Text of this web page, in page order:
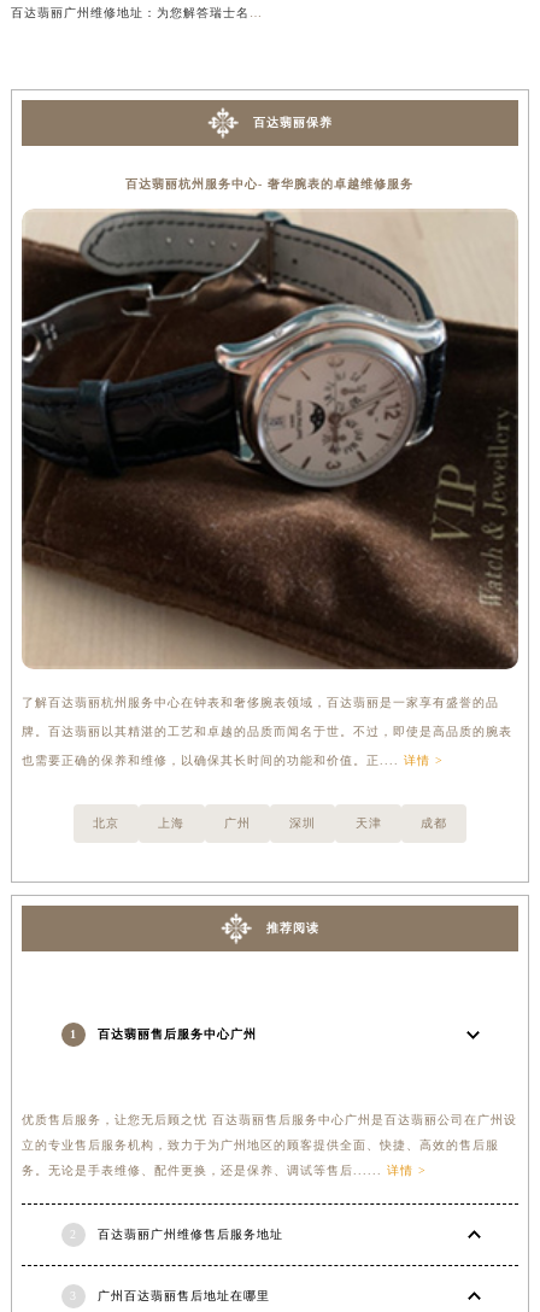
百达翡丽保养
百达翡丽杭州服务中心- 奢华腕表的卓越维修服务
了解百达翡丽杭州服务中心在钟表和奢侈腕表领域，百达翡丽是一家享有盛誉的品
牌。百达翡丽以其精湛的工艺和卓越的品质而闻名于世。不过，即使是高品质的腕表
也需要正确的保养和维修，以确保其长时间的功能和价值。正.... 详情 >
北京 上海 广州 深圳 天津 成都
推荐阅读
1 百达翡丽售后服务中心广州
优质售后服务，让您无后顾之忧 百达翡丽售后服务中心广州是百达翡丽公司在广州设
立的专业售后服务机构，致力于为广州地区的顾客提供全面、快捷、高效的售后服
务。无论是手表维修、配件更换，还是保养、调试等售后...... 详情 >
2 百达翡丽广州维修售后服务地址
广州百达翡丽售后地址在哪里